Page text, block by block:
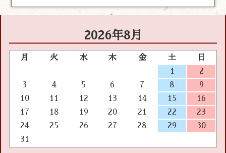
2026年8月
月 火 水 木 金 土
日
1
2
3
4 5 6 7 8
9
10
11 12 13 14 15
16
17
18 19 20 21 22
23
24
25 26 27 28 29
30
31